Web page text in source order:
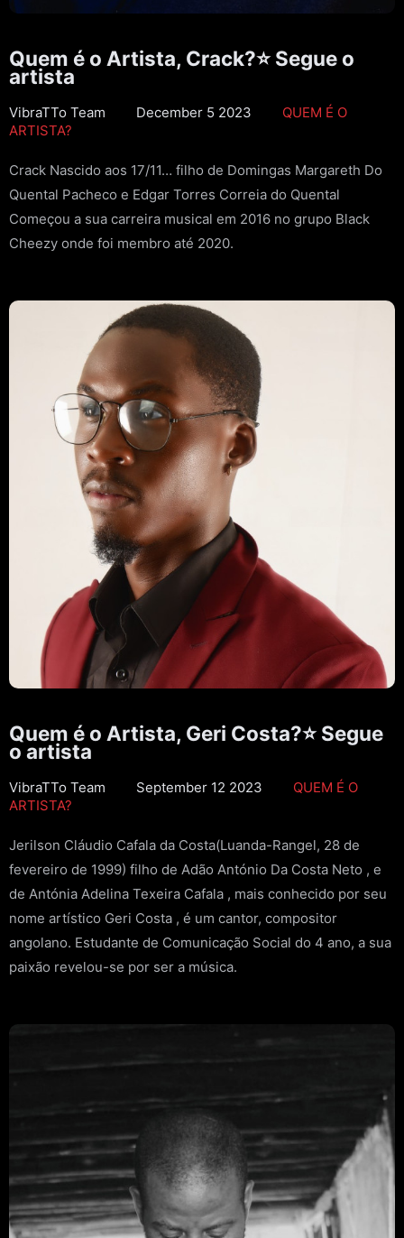
Quem é o Artista, Crack?⭐ Segue o
artista
VibraTTo Team December 5 2023
QUEM É O
ARTISTA?
Crack Nascido aos 17/11… filho de Domingas Margareth Do
Quental Pacheco e Edgar Torres Correia do Quental
Começou a sua carreira musical em 2016 no grupo Black
Cheezy onde foi membro até 2020.
Quem é o Artista, Geri Costa?⭐ Segue
o artista
VibraTTo Team September 12 2023
QUEM É O
ARTISTA?
Jerilson Cláudio Cafala da Costa(Luanda-Rangel, 28 de
fevereiro de 1999) filho de Adão António Da Costa Neto , e
de Antónia Adelina Texeira Cafala , mais conhecido por seu
nome artístico Geri Costa , é um cantor, compositor
angolano. Estudante de Comunicação Social do 4 ano, a sua
paixão revelou-se por ser a música.